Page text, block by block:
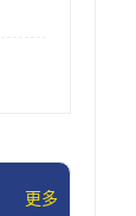
更多